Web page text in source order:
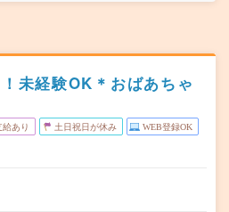
未経験OK＊おばあちゃ
あり 土日祝日が休み WEB登録OK